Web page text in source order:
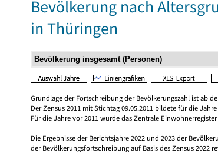
Bevölkerung nach
in Thüringen
Grundlage der Fortschreibung der Bevölkerungszahl ist ab
Der Zensus 2011 mit Stichtag 09.05.2011 bildete für die
Für die Jahre vor 2011 wurde das Zentrale
Die Ergebnisse der Berichtsjahre 2022 und 2023 der
der Bevölkerungsfortschreibung auf Basis des Zensus 2022